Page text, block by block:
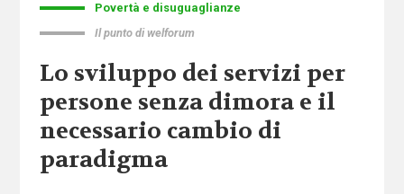
Povertà e disuguaglianze
Il punto di welforum
Lo sviluppo dei servizi per
persone senza dimora e il
necessario cambio di
paradigma